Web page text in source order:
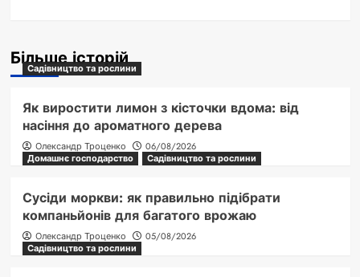
Більше історій
Садівництво та рослини
Як виростити лимон з кісточки вдома: від
насіння до ароматного дерева
Олександр Троценко
06/08/2026
Домашнє господарство
Садівництво та рослини
Сусіди моркви: як правильно підібрати
компаньйонів для багатого врожаю
Олександр Троценко
05/08/2026
Садівництво та рослини